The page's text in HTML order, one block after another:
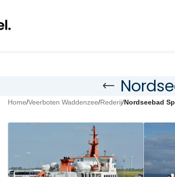
Home/Veerboten Waddenzee/Rederij/Nordseebad